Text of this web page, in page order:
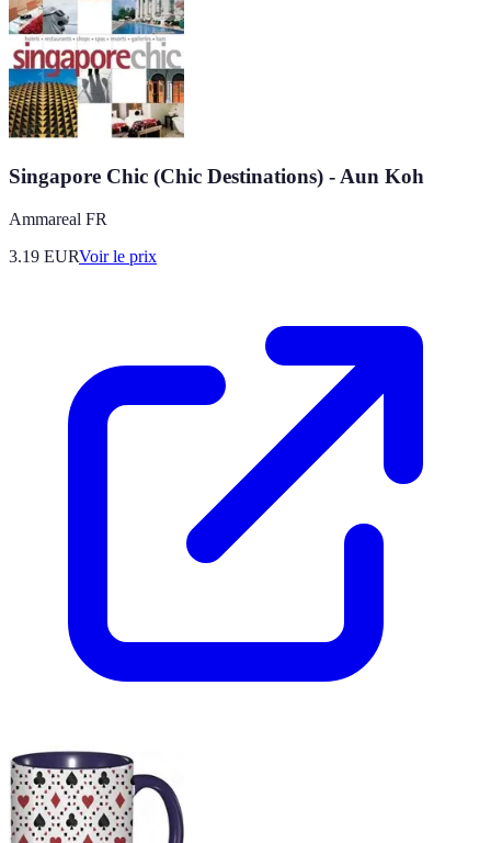
Singapore Chic (Chic Destinations) - Aun Koh
Ammareal FR
3.19 EURVoir le prix